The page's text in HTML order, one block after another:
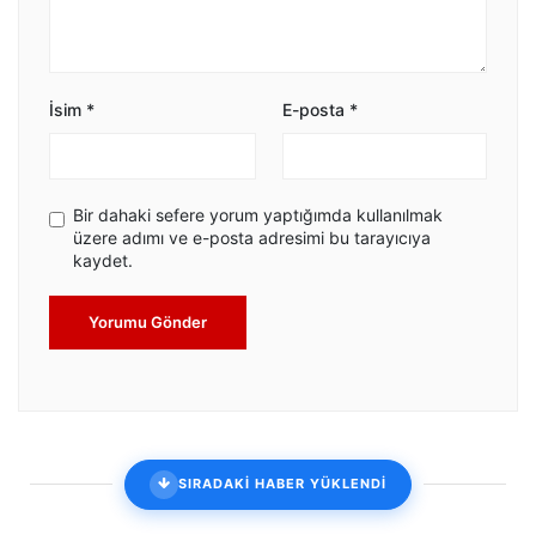
İsim * E-posta *
Bir dahaki sefere yorum yaptığımda kullanılmak
üzere adımı ve e-posta adresimi bu tarayıcıya
kaydet.
Yorumu Gönder
SIRADAKİ HABER YÜKLENDİ